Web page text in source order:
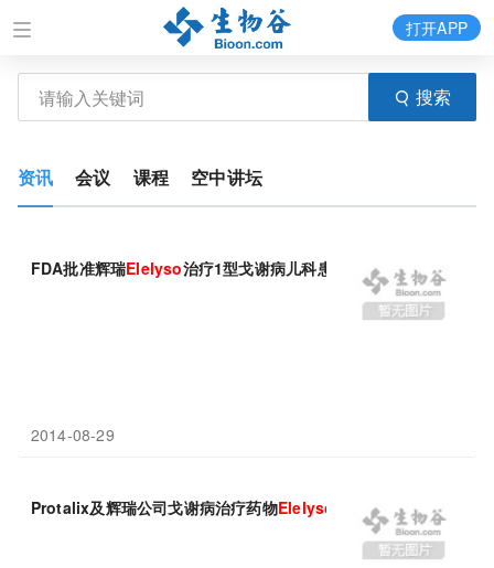
搜索
打开APP
资讯 会议 课程 空中讲坛
FDA批准辉瑞Elelyso治疗1型戈谢病儿科患者
2014-08-29
Protalix及辉瑞公司戈谢病治疗药物Elelyso 获FDA批准